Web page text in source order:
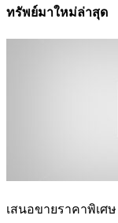
ทรัพย์มาใหม่ล่าสุด
เสนอขายราคาพิเศษ